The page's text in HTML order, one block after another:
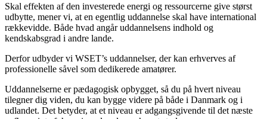
Skal effekten af den investerede energi og ressourcerne give størst
udbytte, mener vi, at en egentlig uddannelse skal have international
rækkevidde. Både hvad angår uddannelsens indhold og
kendskabsgrad i andre lande.
Derfor udbyder vi WSET’s uddannelser, der kan erhverves af
professionelle såvel som dedikerede amatører.
Uddannelserne er pædagogisk opbygget, så du på hvert niveau
tilegner dig viden, du kan bygge videre på både i Danmark og i
udlandet. Det betyder, at et niveau er adgangsgivende til det næste